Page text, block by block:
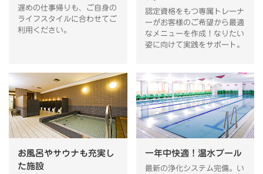
遅めの仕事帰りも、ご自身の
ライフスタイルに合わせてご
利用ください。
認定資格をもつ専属トレーナ
ーがお客様のご希望から最適
なメニューを作成！なりたい
姿に向けて実践をサポート。
お風呂やサウナも充実し
た施設
一年中快適！温水プール
最新の浄化システム完備。い